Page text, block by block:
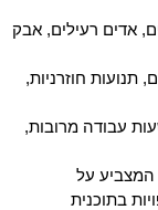
אדים רעילים, אבק
חוזרניות,
עבודה מרובות,
על
בתוכנית